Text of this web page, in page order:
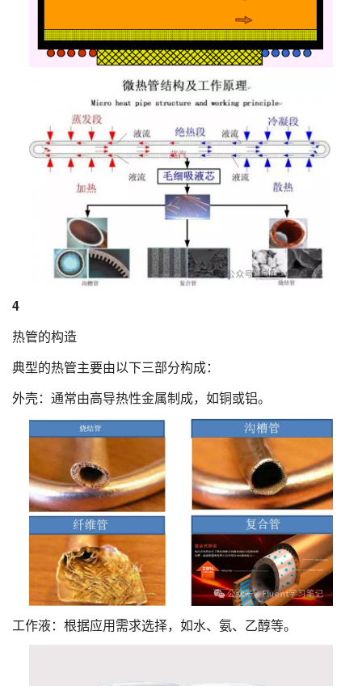
4
热管的构造
典型的热管主要由以下三部分构成：
外壳：通常由高导热性金属制成，如铜或铝。
工作液：根据应用需求选择，如水、氨、乙醇等。